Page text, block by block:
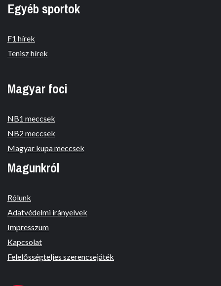
Egyéb sportok
F1 hírek
Tenisz hírek
Magyar foci
NB1 meccsek
NB2 meccsek
Magyar kupa meccsek
Magunkról
Rólunk
Adatvédelmi irányelvek
Impresszum
Kapcsolat
Felelősségteljes szerencsejáték